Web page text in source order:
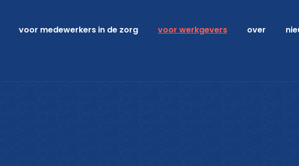
voor medewerkers in de zorg voor werkgevers over